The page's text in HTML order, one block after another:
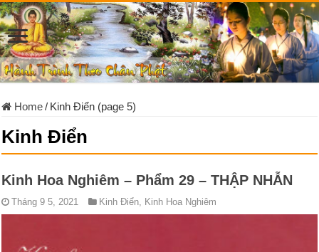
Home/ Kinh Điển (page 5)
Kinh Điển
Kinh Hoa Nghiêm – Phẩm 29 – THẬP NHẪN
Tháng 9 5, 2021 Kinh Điển, Kinh Hoa Nghiêm